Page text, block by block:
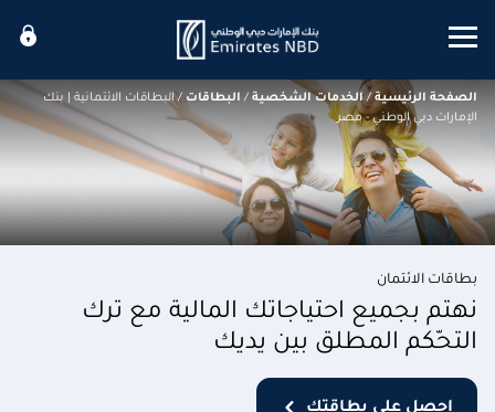
Mobile menu
الصفحة الرئيسية/الخدمات الشخصية / البطاقات /البطاقات الائتمانية | بنك
الإمارات دبي الوطني - مصر
بطاقات الائتمان
نهتم بجميع احتياجاتك المالية مع ترك
التحّكم المطلق بين يديك